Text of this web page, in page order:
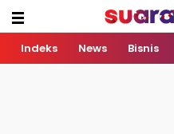
Indeks News Bisnis